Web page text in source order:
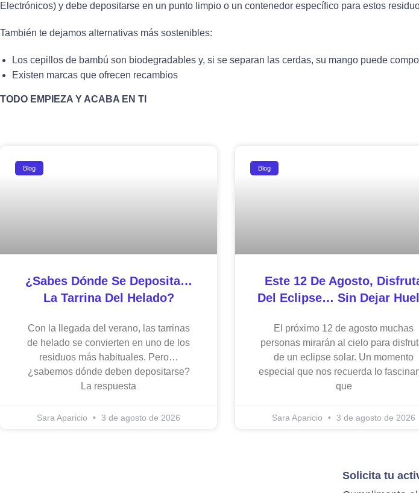
Electrónicos) y debe depositarse en un punto limpio o un contenedor específico para estos
También te dejamos alternativas más sostenibles:
Los cepillos de bambú son biodegradables y, si se separan las cerdas, su mango puede
Existen marcas que ofrecen recambios
TODO EMPIEZA Y ACABA EN TI
Blog
¿Sabes Dónde Se Deposita…
La Tarrina Del Helado?
Con la llegada del verano, las tarrinas
de helado se convierten en uno de los
residuos más habituales. Pero…
¿sabemos dónde deben depositarse?
La respuesta
Sara Aparicio 3 de agosto de 2026
Blog
Este 12 De Agosto,
Del Eclipse… Sin Dejar
El próximo 12 de agosto muchas
personas mirarán al cielo para
de un eclipse solar. Un momento
especial que nos recuerda lo
que
Sara Aparicio 3 de agosto de 2026
Solicita tu